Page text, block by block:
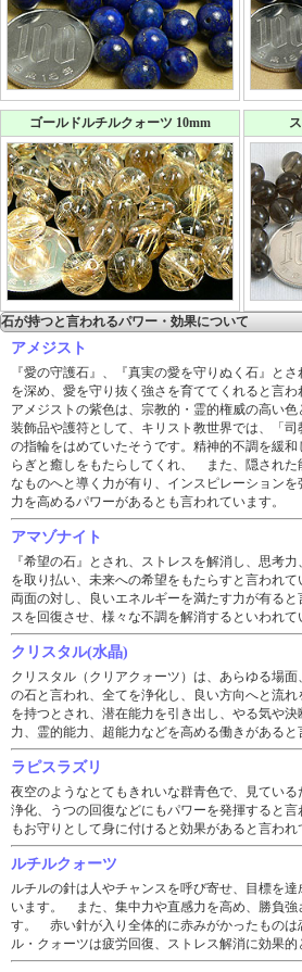
ゴールドルチルクォーツ 10mm
石が持つと言われるパワー・効果について
アメジスト
『愛の守護石』、『真実の愛を守りぬく石』と
を深め、愛を守り抜く強さを育ててくれると言
アメジストの紫色は、宗教的・霊的権威の高い色
装飾品や護符として、キリスト教世界では、「司
の指輪をはめていたそうです。精神的不調を緩
らぎと癒しをもたらしてくれ、 また、隠された
なものへと導く力が有り、インスピレーション
力を高めるパワーがあるとも言われています。
アマゾナイト
『希望の石』とされ、ストレスを解消し、思考
を取り払い、未来への希望をもたらすと言われ
両面の対し、良いエネルギーを満たす力が有る
スを回復させ、様々な不調を解消するといわれて
クリスタル(水晶)
クリスタル（クリアクォーツ）は、あらゆる場
の石と言われ、全てを浄化し、良い方向へと流
を持つとされ、潜在能力を引き出し、やる気や
力、霊的能力、超能力などを高める働きがあると
ラピスラズリ
夜空のようなとてもきれいな群青色で、見てい
浄化、うつの回復などにもパワーを発揮すると
もお守りとして身に付けると効果があると言われ
ルチルクォーツ
ルチルの針は人やチャンスを呼び寄せ、目標を
います。 また、集中力や直感力を高め、勝負強
す。 赤い針が入り全体的に赤みがかったものは
ル・クォーツは疲労回復、ストレス解消に効果的